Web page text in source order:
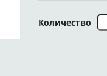
Количество